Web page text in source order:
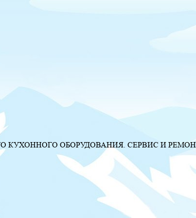
ОБОРУДОВАНИЯ. СЕРВИС И